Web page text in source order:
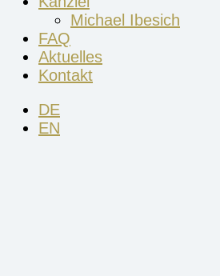
Michael Ibesich
FAQ
Aktuelles
Kontakt
DE
EN